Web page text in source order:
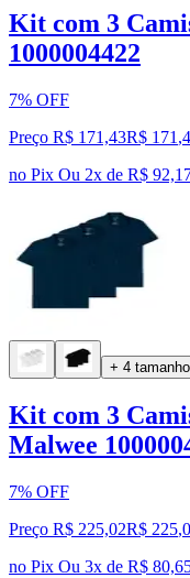
Kit com 3
1000004422
7% OFF
Preço R$ 171,43R$ 171 ,
no Pix Ou 2x de R$
+ 4
Kit com 3
Malwee
7% OFF
Preço R$ 225,02R$ 225,
no Pix Ou 3x de R$